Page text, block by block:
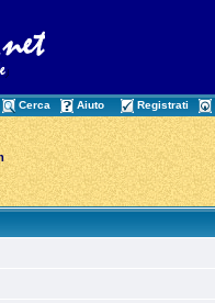
Cerca Aiuto Registrati